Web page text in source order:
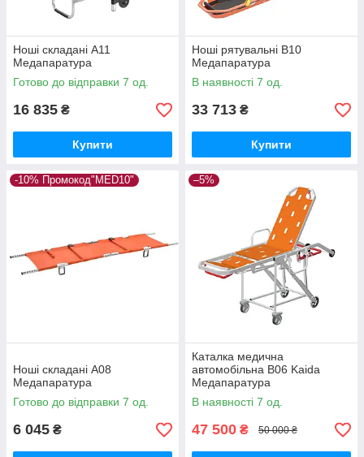
Ноші складані А11
Медапаратура
Готово до відправки 7 од.
16 835 ₴
Купити
Ноші рятувальні B10
Медапаратура
В наявності 7 од.
33 713 ₴
Купити
-10% Промокод"MED10"
Ноші складані А08
Медапаратура
Готово до відправки 7 од.
6 045 ₴
–5%
Каталка медична
автомобільна В06 Kaida
Медапаратура
В наявності 7 од.
47 500 ₴ 50 000 ₴